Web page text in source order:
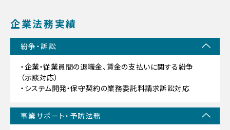
企業法務実績
紛争・訴訟
・企業・従業員間の退職金、賃金の支払いに関する紛争
（示談対応）
・システム開発・保守契約の業務委託料請求訴訟対応
事業サポート・予防法務